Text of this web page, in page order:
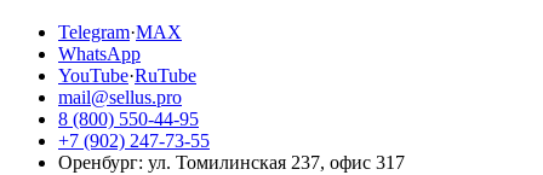
Telegram·MAX
WhatsApp
YouTube·RuTube
mail@sellus.pro
8 (800) 550-44-95
+7 (902) 247-73-55
Оренбург: ул. Томилинская 237, офис 317